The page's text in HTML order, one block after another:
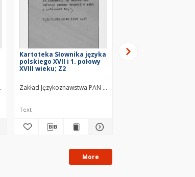
Warszawie
Kartoteka Słownika języka
polskiego XVII i 1. połowy
XVIII wieku; Z2
Zakład Językoznawstwa PAN w Warszawie
Text
Kartoteka Słownika
More